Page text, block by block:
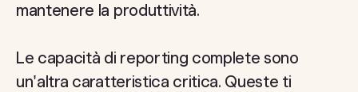
mantenere la produttività.
Le capacità di reporting complete sono
un'altra caratteristica critica. Queste ti